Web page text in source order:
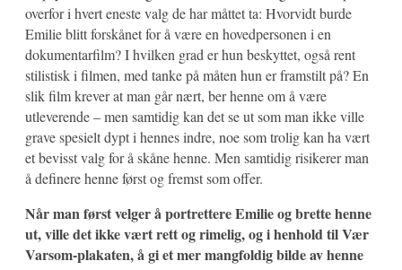
overfor i hvert eneste valg de har måttet ta: Hvorvidt burde
Emilie blitt forskånet for å være en hovedpersonen i en
dokumentarfilm? I hvilken grad er hun beskyttet, også rent
stilistisk i filmen, med tanke på måten hun er framstilt på? En
slik film krever at man går nært, ber henne om å være
utleverende – men samtidig kan det se ut som man ikke ville
grave spesielt dypt i hennes indre, noe som trolig kan ha vært
et bevisst valg for å skåne henne. Men samtidig risikerer man
å definere henne først og fremst som offer.
Når man først velger å portrettere Emilie og brette henne
ut, ville det ikke vært rett og rimelig, og i henhold til Vær
Varsom-plakaten, å gi et mer mangfoldig bilde av henne